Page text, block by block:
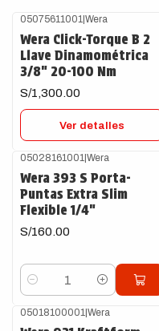
05075611001 |Wera
Wera Click-Torque B 2
Llave Dinamométrica
3/8" 20-100 Nm
S/1,300.00
Ver detalles
05028161001 |Wera
Wera 393 S Porta-
Puntas Extra Slim
Flexible 1/4"
S/160.00
Cantidad
05018100001 |Wera